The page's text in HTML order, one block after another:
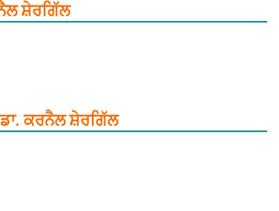
ਸ਼ੇਰਗਿੱਲ
ਕਰਨੈਲ ਸ਼ੇਰਗਿੱਲ